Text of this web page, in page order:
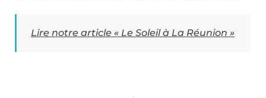
Lire notre article « Le Soleil à La Réunion »